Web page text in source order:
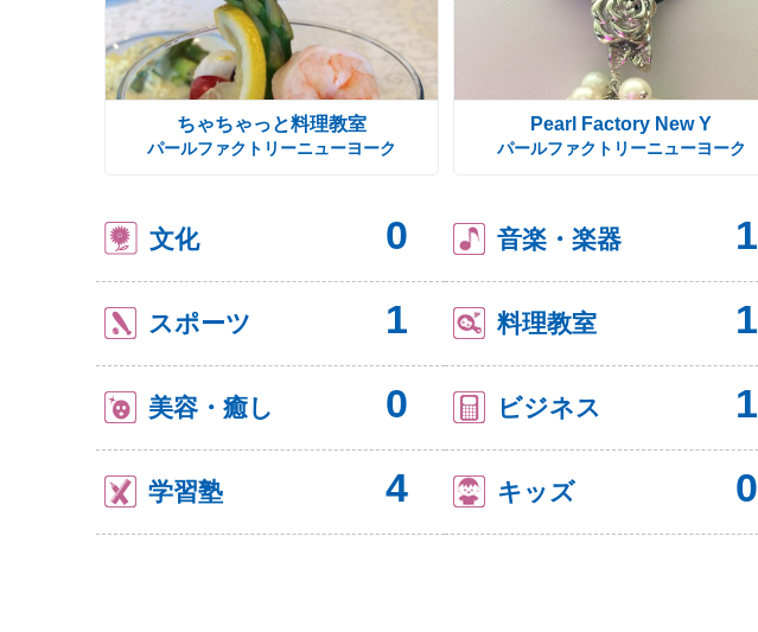
ちゃちゃっと料理教室
パールファクトリーニューヨーク
Pearl Factory New Y
パールファクトリーニューヨーク
文化 0 音楽・楽器 1
スポーツ 1 料理教室 1
美容・癒し 0 ビジネス 1
学習塾 4 キッズ 0